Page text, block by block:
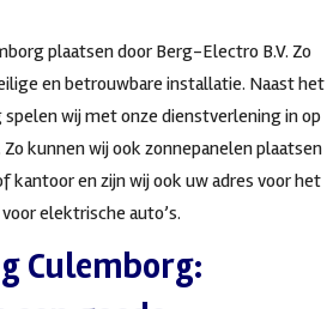
plaatsen door Berg-Electro B.V. Zo
en betrouwbare installatie. Naast het
wij met onze dienstverlening in op
kunnen wij ook zonnepanelen plaatsen
kantoor en zijn wij ook uw adres voor het
elektrische auto’s.
Culemborg: